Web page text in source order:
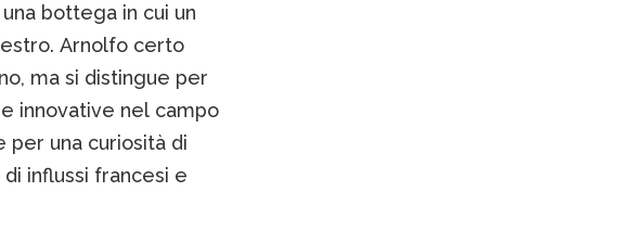
bottega in cui un
Arnolfo certo
ma si distingue per
innovative nel campo
per una curiosità di
influssi francesi e